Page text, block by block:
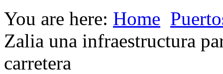
You are here: Home
Zalia una infraestructura
carretera